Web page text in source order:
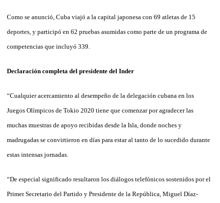
Como se anunció, Cuba viajó a la capital japonesa con 69 atletas de 15
deportes, y participó en 62 pruebas asumidas como parte de un programa de
competencias que incluyó 339.
Declaración completa del presidente del Inder
“Cualquier acercamiento al desempeño de la delegación cubana en los
Juegos Olímpicos de Tokio 2020 tiene que comenzar por agradecer las
muchas muestras de apoyo recibidas desde la Isla, donde noches y
madrugadas se convirtieron en días para estar al tanto de lo sucedido durante
estas intensas jornadas.
“De especial significado resultaron los diálogos telefónicos sostenidos por el
Primer Secretario del Partido y Presidente de la República, Miguel Díaz-